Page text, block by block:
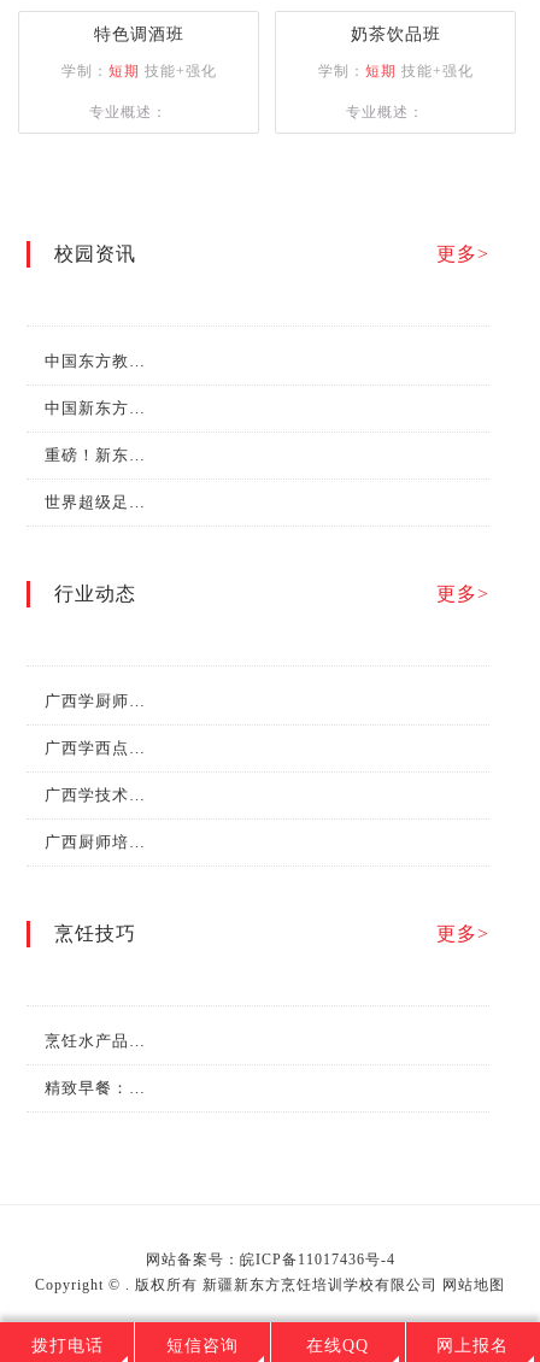
好的西点审美、塑型及裱花
特色调酒班
学制： 短期 技能+强化
专业概述：
奶茶饮品班
学制： 短期 技能+强化
专业概述：
校园资讯 更多>
行业动态 更多>
烹饪技巧 更多>
网站备案号： 皖ICP备11017436号-4
Copyright © . 版权所有 新疆新东方烹饪培训学校有限公司
网站地图
拨打电话 短信咨询 在线QQ 网上报名